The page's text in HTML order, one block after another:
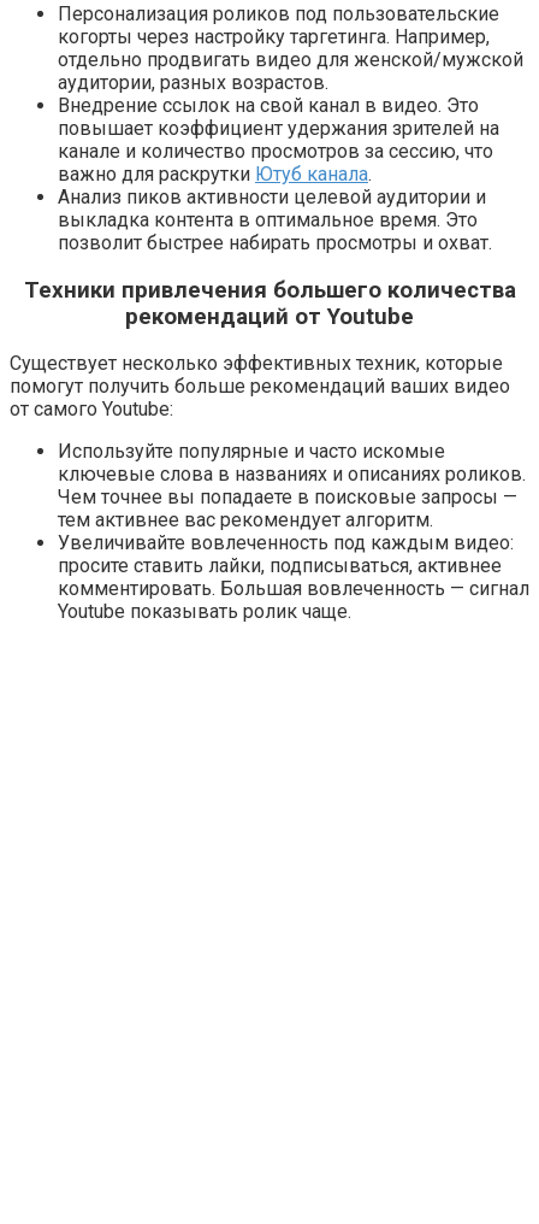
Персонализация роликов под пользовательские
когорты через настройку таргетинга. Например,
отдельно продвигать видео для женской/мужской
аудитории, разных возрастов.
Внедрение ссылок на свой канал в видео. Это
повышает коэффициент удержания зрителей на
канале и количество просмотров за сессию, что
важно для раскрутки Ютуб канала.
Анализ пиков активности целевой аудитории и
выкладка контента в оптимальное время. Это
позволит быстрее набирать просмотры и охват.
Техники привлечения большего количества
рекомендаций от Youtube
Существует несколько эффективных техник, которые
помогут получить больше рекомендаций ваших видео
от самого Youtube:
Используйте популярные и часто искомые
ключевые слова в названиях и описаниях роликов.
Чем точнее вы попадаете в поисковые запросы —
тем активнее вас рекомендует алгоритм.
Увеличивайте вовлеченность под каждым видео:
просите ставить лайки, подписываться, активнее
комментировать. Большая вовлеченность — сигнал
Youtube показывать ролик чаще.